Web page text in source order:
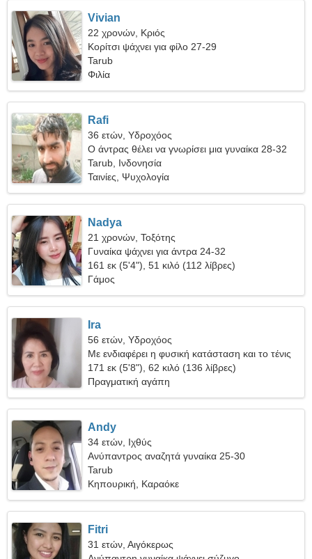
Vivian
22 χρονών, Κριός
Κορίτσι ψάχνει για φίλο 27-29
Tarub
Φιλία
Rafi
36 ετών, Υδροχόος
Ο άντρας θέλει να γνωρίσει μια γυναίκα 28-32
Tarub, Ινδονησία
Ταινίες, Ψυχολογία
Nadya
21 χρονών, Τοξότης
Γυναίκα ψάχνει για άντρα 24-32
161 εκ (5'4"), 51 κιλό (112 λίβρες)
Γάμος
Ira
56 ετών, Υδροχόος
Με ενδιαφέρει η φυσική κατάσταση και το τένις
171 εκ (5'8"), 62 κιλό (136 λίβρες)
Πραγματική αγάπη
Andy
34 ετών, Ιχθύς
Ανύπαντρος αναζητά γυναίκα 25-30
Tarub
Κηπουρική, Καραόκε
Fitri
31 ετών, Αιγόκερως